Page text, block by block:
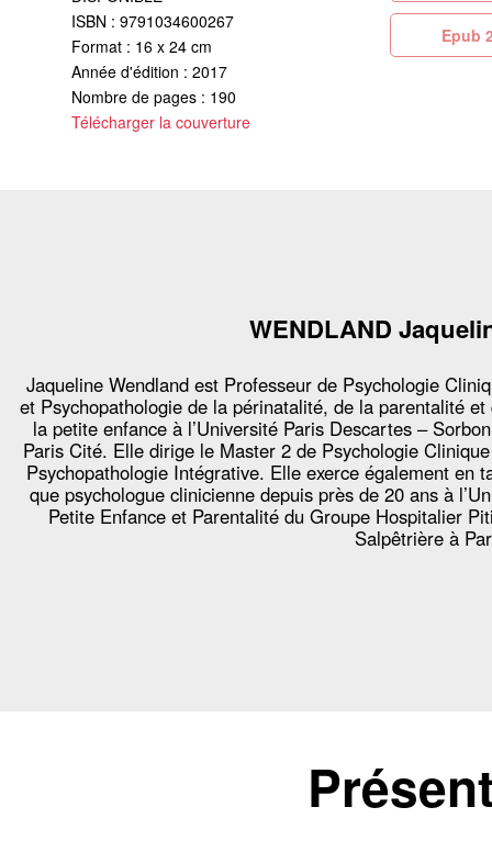
ISBN : 9791034600267
Format : 16 x 24 cm
Année d'édition : 2017
Nombre de pages : 190
Télécharger la couverture
WENDLAND
Jaqueline Wendland est Professeur de Psychologie
et Psychopathologie de la périnatalité, de la parentalité et
la petite enfance à l’Université Paris Descartes –
Paris Cité. Elle dirige le Master 2 de Psychologie
Psychopathologie Intégrative. Elle exerce également en
que psychologue clinicienne depuis près de 20 ans à
Petite Enfance et Parentalité du Groupe Hospitalier
Salpêtrière à